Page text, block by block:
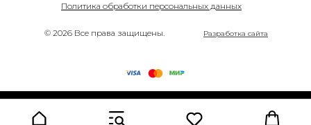
© 2026 Все права защищены.
Политика обработки персональных данных
Разработка сайта
Made on Tilda